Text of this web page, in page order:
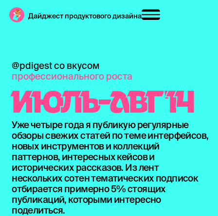
Дайджест продуктового дизайна
@pdigest со вкусом
профессионального роста
ИЮЛЬ-АВГ'14
Уже четыре года я публикую регулярные
обзоры свежих статей по теме интерфейсов,
новых инструментов и коллекций
паттернов, интересных кейсов и
исторических рассказов. Из лент
нескольких сотен тематических подписок
отбирается примерно 5% стоящих
публикаций, которыми интересно
поделиться.